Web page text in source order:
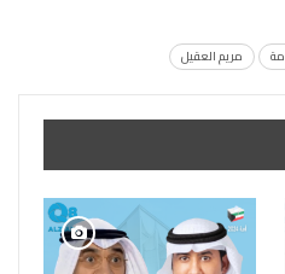
مريم العقيل